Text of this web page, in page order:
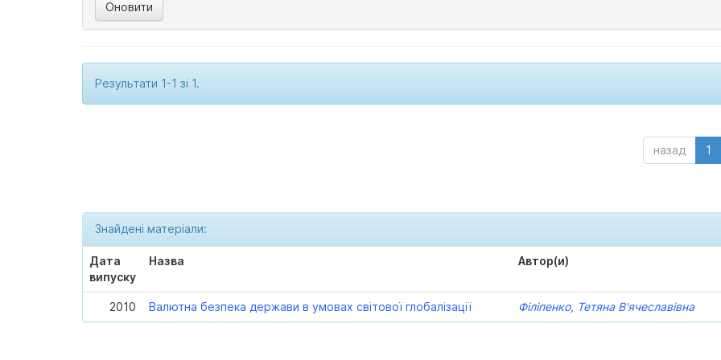
Результати 1-1 зі 1.
назад 1
Знайдені матеріали:
Дата
випуску
Назва Автор(и)
2010 Валютна безпека держави в умовах світової глобалізації Філіпенко, Тетяна В'ячеславівна